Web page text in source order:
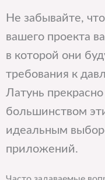
Не забывайте,
вашего проекта
в которой они
требования к
Латунь
большинством
идеальным
приложений.